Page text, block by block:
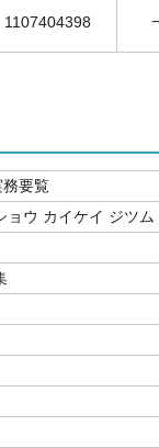
1107404398
務要覧
ョウ カイケイ ジツ